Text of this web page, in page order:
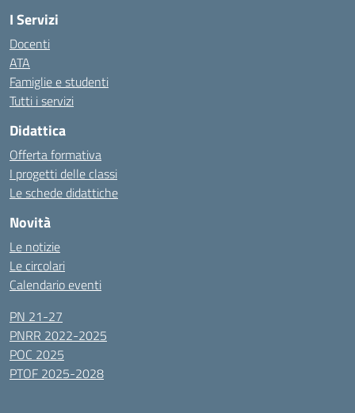
I Servizi
Docenti
ATA
Famiglie e studenti
Tutti i servizi
Didattica
Offerta formativa
I progetti delle classi
Le schede didattiche
Novità
Le notizie
Le circolari
Calendario eventi
PN 21-27
PNRR 2022-2025
POC 2025
PTOF 2025-2028